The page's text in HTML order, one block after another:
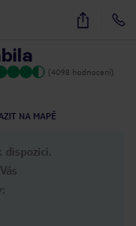
36
(4098 hodnocení)
NA MAPĚ
dispozici.